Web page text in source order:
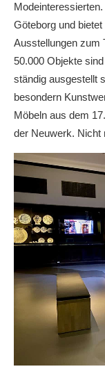
Göteborg und
Ausstellungen zum
50.000 Objekte
ständig ausgestellt
besondern
Möbeln aus dem
der Neuwerk. Nicht